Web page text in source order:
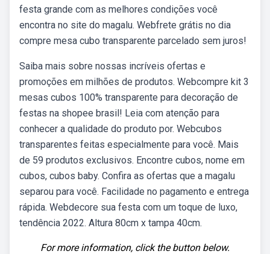
festa grande com as melhores condições você
encontra no site do magalu. Webfrete grátis no dia
compre mesa cubo transparente parcelado sem juros!
Saiba mais sobre nossas incríveis ofertas e
promoções em milhões de produtos. Webcompre kit 3
mesas cubos 100% transparente para decoração de
festas na shopee brasil! Leia com atenção para
conhecer a qualidade do produto por. Webcubos
transparentes feitas especialmente para você. Mais
de 59 produtos exclusivos. Encontre cubos, nome em
cubos, cubos baby. Confira as ofertas que a magalu
separou para você. Facilidade no pagamento e entrega
rápida. Webdecore sua festa com um toque de luxo,
tendência 2022. Altura 80cm x tampa 40cm.
For more information, click the button below.